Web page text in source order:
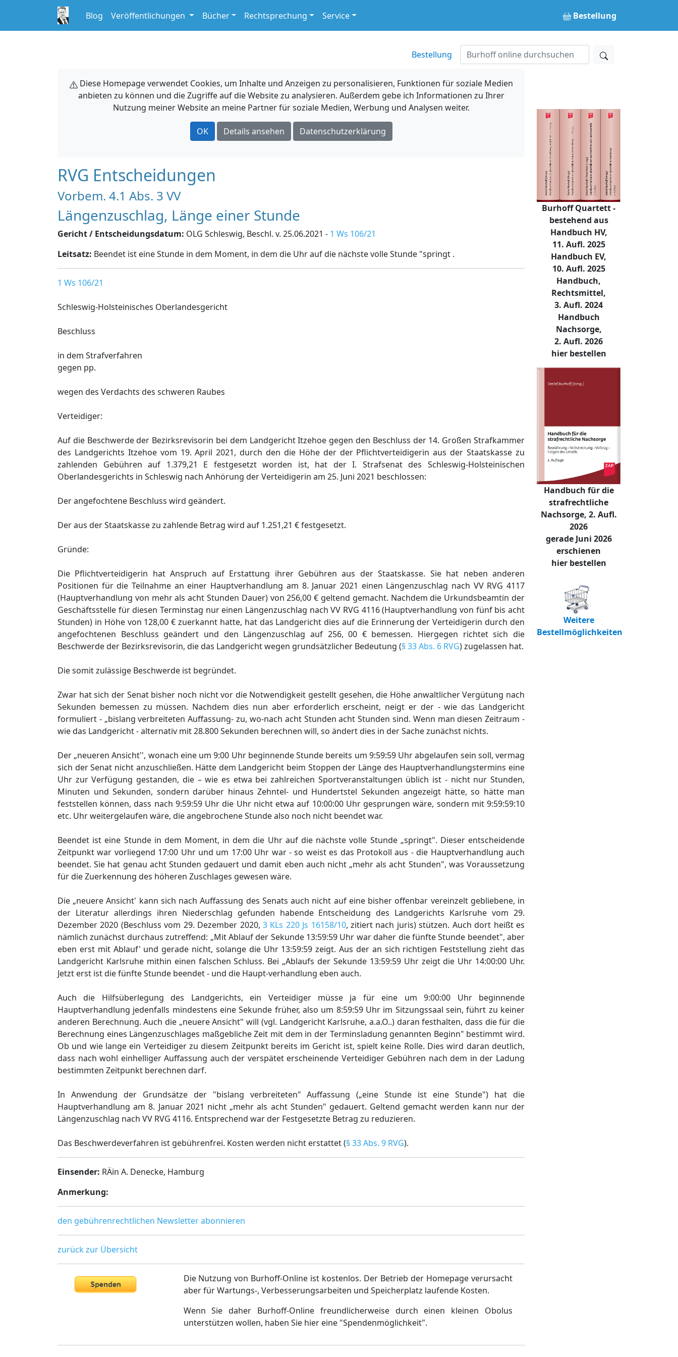
Blog Veröffentlichungen Bücher Rechtsprechung Service Bestellung
Bestellung
Diese Homepage verwendet Cookies, um Inhalte und Anzeigen zu personalisieren, Funktionen für soziale Medien
anbieten zu können und die Zugriffe auf die Website zu analysieren. Außerdem gebe ich Informationen zu Ihrer
Nutzung meiner Website an meine Partner für soziale Medien, Werbung und Analysen weiter.
OK Details ansehen Datenschutzerklärung
RVG Entscheidungen
Vorbem. 4.1 Abs. 3 VV
Längenzuschlag, Länge einer Stunde
Gericht / Entscheidungsdatum: OLG Schleswig, Beschl. v. 25.06.2021 - 1 Ws 106/21
Leitsatz: Beendet ist eine Stunde in dem Moment, in dem die Uhr auf die nächste volle Stunde "springt .
1 Ws 106/21
Schleswig-Holsteinisches Oberlandesgericht
Beschluss
in dem Strafverfahren
gegen pp.
wegen des Verdachts des schweren Raubes
Verteidiger:
Auf die Beschwerde der Bezirksrevisorin bei dem Landgericht Itzehoe gegen den Beschluss der 14. Großen Strafkammer
des Landgerichts Itzehoe vom 19. April 2021, durch den die Höhe der der Pflichtverteidigerin aus der Staatskasse zu
zahlenden Gebühren auf 1.379,21 E festgesetzt worden ist, hat der I. Strafsenat des Schleswig-Holsteinischen
Oberlandesgerichts in Schleswig nach Anhörung der Verteidigerin am 25. Juni 2021 beschlossen:
Der angefochtene Beschluss wird geändert.
Der aus der Staatskasse zu zahlende Betrag wird auf 1.251,21 € festgesetzt.
Gründe:
Die Pflichtverteidigerin hat Anspruch auf Erstattung ihrer Gebühren aus der Staatskasse. Sie hat neben anderen
Positionen für die Teilnahme an einer Hauptverhandlung am 8. Januar 2021 einen Längenzuschlag nach VV RVG 4117
(Hauptverhandlung von mehr als acht Stunden Dauer) von 256,00 € geltend gemacht. Nachdem die Urkundsbeamtin der
Geschäftsstelle für diesen Terminstag nur einen Längenzuschlag nach VV RVG 4116 (Hauptverhandlung von fünf bis acht
Stunden) in Höhe von 128,00 € zuerkannt hatte, hat das Landgericht dies auf die Erinnerung der Verteidigerin durch den
angefochtenen Beschluss geändert und den Längenzuschlag auf 256, 00 € bemessen. Hiergegen richtet sich die
Beschwerde der Bezirksrevisorin, die das Landgericht wegen grundsätzlicher Bedeutung (§ 33 Abs. 6 RVG) zugelassen hat.
Die somit zulässige Beschwerde ist begründet.
Zwar hat sich der Senat bisher noch nicht vor die Notwendigkeit gestellt gesehen, die Höhe anwaltlicher Vergütung nach
Sekunden bemessen zu müssen. Nachdem dies nun aber erforderlich erscheint, neigt er der - wie das Landgericht
formuliert - „bislang verbreiteten Auffassung- zu, wo-nach acht Stunden acht Stunden sind. Wenn man diesen Zeitraum -
wie das Landgericht - alternativ mit 28.800 Sekunden berechnen will, so ändert dies in der Sache zunächst nichts.
Der „neueren Ansicht'', wonach eine um 9:00 Uhr beginnende Stunde bereits um 9:59:59 Uhr abgelaufen sein soll, vermag
sich der Senat nicht anzuschließen. Hätte dem Landgericht beim Stoppen der Länge des Hauptverhandlungstermins eine
Uhr zur Verfügung gestanden, die – wie es etwa bei zahlreichen Sportveranstaltungen üblich ist - nicht nur Stunden,
Minuten und Sekunden, sondern darüber hinaus Zehntel- und Hundertstel Sekunden angezeigt hätte, so hätte man
feststellen können, dass nach 9:59:59 Uhr die Uhr nicht etwa auf 10:00:00 Uhr gesprungen wäre, sondern mit 9:59:59:10
etc. Uhr weitergelaufen wäre, die angebrochene Stunde also noch nicht beendet war.
Beendet ist eine Stunde in dem Moment, in dem die Uhr auf die nächste volle Stunde „springt". Dieser entscheidende
Zeitpunkt war vorliegend 17:00 Uhr und um 17:00 Uhr war - so weist es das Protokoll aus - die Hauptverhandlung auch
beendet. Sie hat genau acht Stunden gedauert und damit eben auch nicht „mehr als acht Stunden", was Voraussetzung
für die Zuerkennung des höheren Zuschlages gewesen wäre.
Die „neuere Ansicht' kann sich nach Auffassung des Senats auch nicht auf eine bisher offenbar vereinzelt gebliebene, in
der Literatur allerdings ihren Niederschlag gefunden habende Entscheidung des Landgerichts Karlsruhe vom 29.
Dezember 2020 (Beschluss vom 29. Dezember 2020, 3 KLs 220 Js 16158/10, zitiert nach juris) stützen. Auch dort heißt es
nämlich zunächst durchaus zutreffend: „Mit Ablauf der Sekunde 13:59:59 Uhr war daher die fünfte Stunde beendet", aber
eben erst mit Ablauf' und gerade nicht, solange die Uhr 13:59:59 zeigt. Aus der an sich richtigen Feststellung zieht das
Landgericht Karlsruhe mithin einen falschen Schluss. Bei „Ablaufs der Sekunde 13:59:59 Uhr zeigt die Uhr 14:00:00 Uhr.
Jetzt erst ist die fünfte Stunde beendet - und die Haupt-verhandlung eben auch.
Auch die Hilfsüberlegung des Landgerichts, ein Verteidiger müsse ja für eine um 9:00:00 Uhr beginnende
Hauptverhandlung jedenfalls mindestens eine Sekunde früher, also um 8:59:59 Uhr im Sitzungssaal sein, führt zu keiner
anderen Berechnung. Auch die „neuere Ansicht" will (vgl. Landgericht Karlsruhe, a.a.O..) daran festhalten, dass die für die
Berechnung eines Längenzuschlages maßgebliche Zeit mit dem in der Terminsladung genannten Beginn" bestimmt wird.
Ob und wie lange ein Verteidiger zu diesem Zeitpunkt bereits im Gericht ist, spielt keine Rolle. Dies wird daran deutlich,
dass nach wohl einhelliger Auffassung auch der verspätet erscheinende Verteidiger Gebühren nach dem in der Ladung
bestimmten Zeitpunkt berechnen darf.
In Anwendung der Grundsätze der "bislang verbreiteten" Auffassung („eine Stunde ist eine Stunde") hat die
Hauptverhandlung am 8. Januar 2021 nicht „mehr als acht Stunden" gedauert. Geltend gemacht werden kann nur der
Längenzuschlag nach VV RVG 4116. Entsprechend war der Festgesetzte Betrag zu reduzieren.
Das Beschwerdeverfahren ist gebührenfrei. Kosten werden nicht erstattet (§ 33 Abs. 9 RVG).
Einsender: RÄin A. Denecke, Hamburg
Anmerkung:
den gebührenrechtlichen Newsletter abonnieren
zurück zur Übersicht
Die Nutzung von Burhoff-Online ist kostenlos. Der Betrieb der Homepage verursacht
aber für Wartungs-, Verbesserungsarbeiten und Speicherplatz laufende Kosten.
Wenn Sie daher Burhoff-Online freundlicherweise durch einen kleinen Obolus
unterstützen wollen, haben Sie hier eine "Spendenmöglichkeit".
Burhoff Quartett -
bestehend aus
Handbuch HV,
11. Aufl. 2025
Handbuch EV,
10. Aufl. 2025
Handbuch,
Rechtsmittel,
3. Aufl. 2024
Handbuch
Nachsorge,
2. Aufl. 2026
hier bestellen
Handbuch für die
strafrechtliche
Nachsorge, 2. Aufl.
2026
gerade Juni 2026
erschienen
hier bestellen
Weitere
Bestellmöglichkeiten